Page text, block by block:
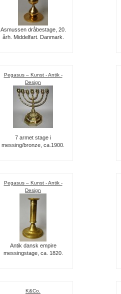
Asmussen dråbestage, 20.
årh. Middelfart. Danmark.
Pegasus – Kunst - Antik -
Design
7 armet stage i
messing/bronze, ca.1900.
Pegasus – Kunst - Antik -
Design
Antik dansk empire
messingstage, ca. 1820.
K&Co.